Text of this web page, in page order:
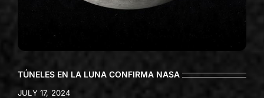
TÚNELES EN LA LUNA CONFIRMA NASA
JULY 17, 2024